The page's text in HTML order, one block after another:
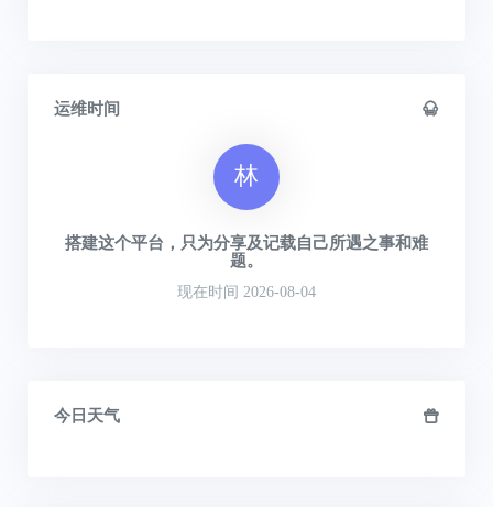
运维时间
林
搭建这个平台，只为分享及记载自己所遇之事和难
题。
现在时间 2026-08-04
今日天气